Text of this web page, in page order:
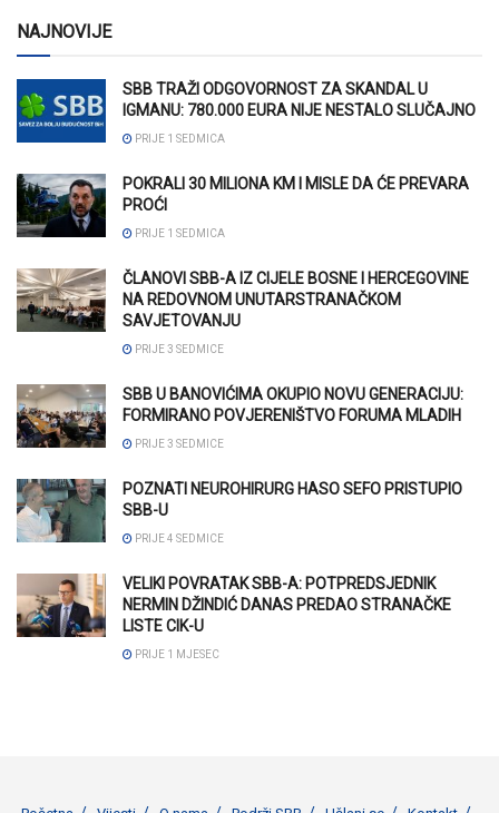
NAJNOVIJE
SBB TRAŽI ODGOVORNOST ZA SKANDAL U
IGMANU: 780.000 EURA NIJE NESTALO SLUČAJNO
PRIJE 1 SEDMICA
POKRALI 30 MILIONA KM I MISLE DA ĆE PREVARA
PROĆI
PRIJE 1 SEDMICA
ČLANOVI SBB-A IZ CIJELE BOSNE I HERCEGOVINE
NA REDOVNOM UNUTARSTRANAČKOM
SAVJETOVANJU
PRIJE 3 SEDMICE
SBB U BANOVIĆIMA OKUPIO NOVU GENERACIJU:
FORMIRANO POVJERENIŠTVO FORUMA MLADIH
PRIJE 3 SEDMICE
POZNATI NEUROHIRURG HASO SEFO PRISTUPIO
SBB-U
PRIJE 4 SEDMICE
VELIKI POVRATAK SBB-A: POTPREDSJEDNIK
NERMIN DŽINDIĆ DANAS PREDAO STRANAČKE
LISTE CIK-U
PRIJE 1 MJESEC